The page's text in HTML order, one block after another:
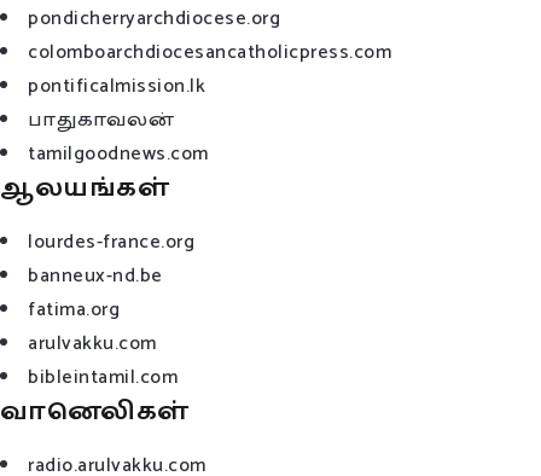
pondicherryarchdiocese.org
colomboarchdiocesancatholicpress.com
pontificalmission.lk
பாதுகாவலன்
tamilgoodnews.com
ஆலயங்கள்
lourdes-france.org
banneux-nd.be
fatima.org
arulvakku.com
bibleintamil.com
வானெலிகள்
radio.arulvakku.com